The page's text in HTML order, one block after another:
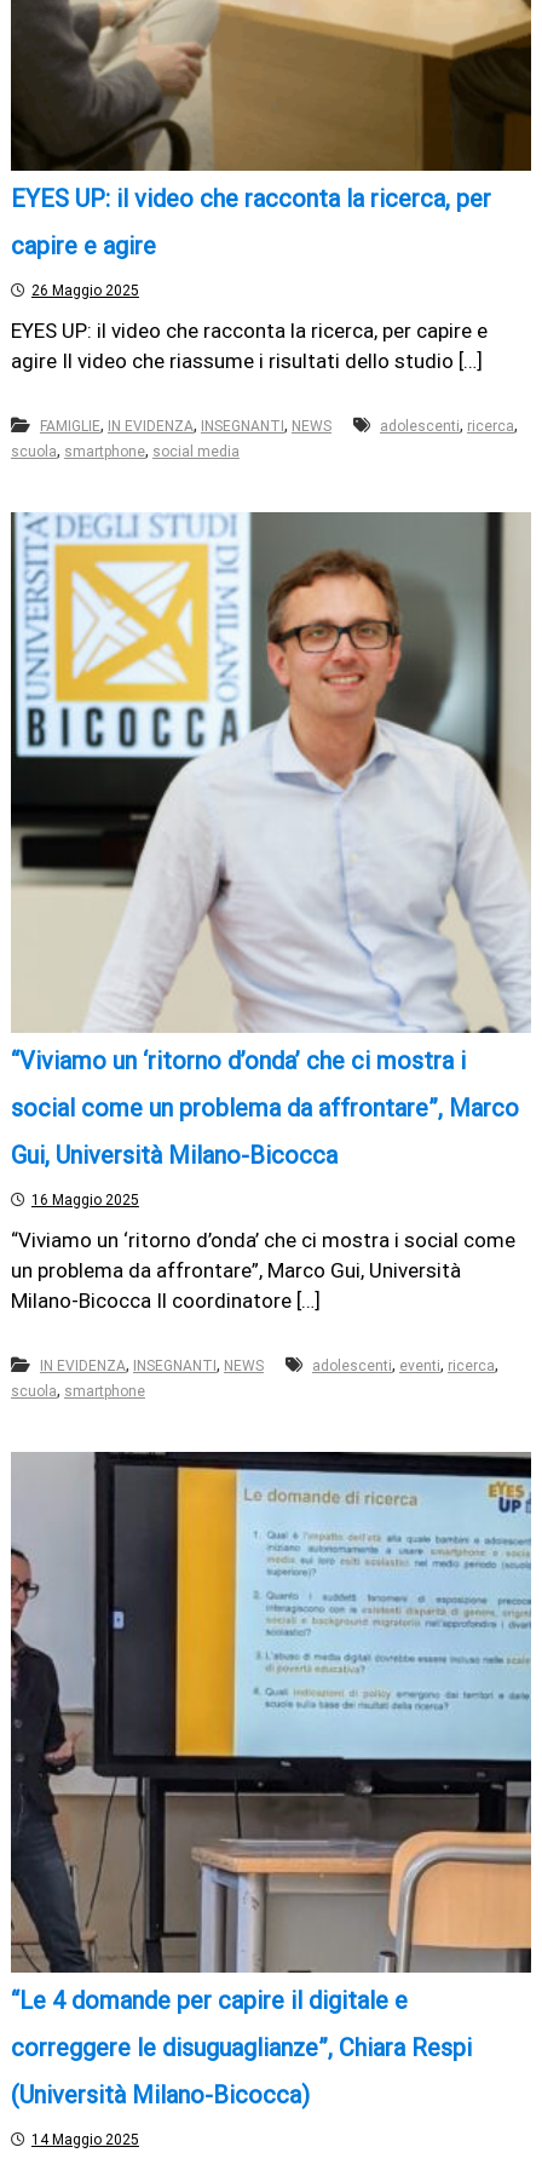
EYES UP: il video che racconta la ricerca, per
capire e agire
26 Maggio 2025
EYES UP: il video che racconta la ricerca, per capire e
agire Il video che riassume i risultati dello studio […]
FAMIGLIE, IN EVIDENZA, INSEGNANTI , NEWS adolescenti, ricerca,
scuola, smartphone, social media
“Viviamo un ‘ritorno d’onda’ che ci mostra i
social come un problema da affrontare”, Marco
Gui, Università Milano-Bicocca
16 Maggio 2025
“Viviamo un ‘ritorno d’onda’ che ci mostra i social come
un problema da affrontare”, Marco Gui, Università
Milano-Bicocca Il coordinatore […]
IN EVIDENZA, INSEGNANTI , NEWS adolescenti, eventi, ricerca,
scuola, smartphone
“Le 4 domande per capire il digitale e
correggere le disuguaglianze”, Chiara Respi
(Università Milano-Bicocca)
14 Maggio 2025